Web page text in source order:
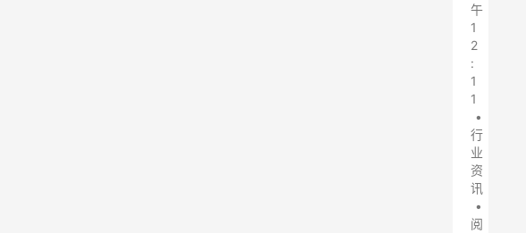
午
1
2
:
1
1
•
行
业
资
讯
•
阅